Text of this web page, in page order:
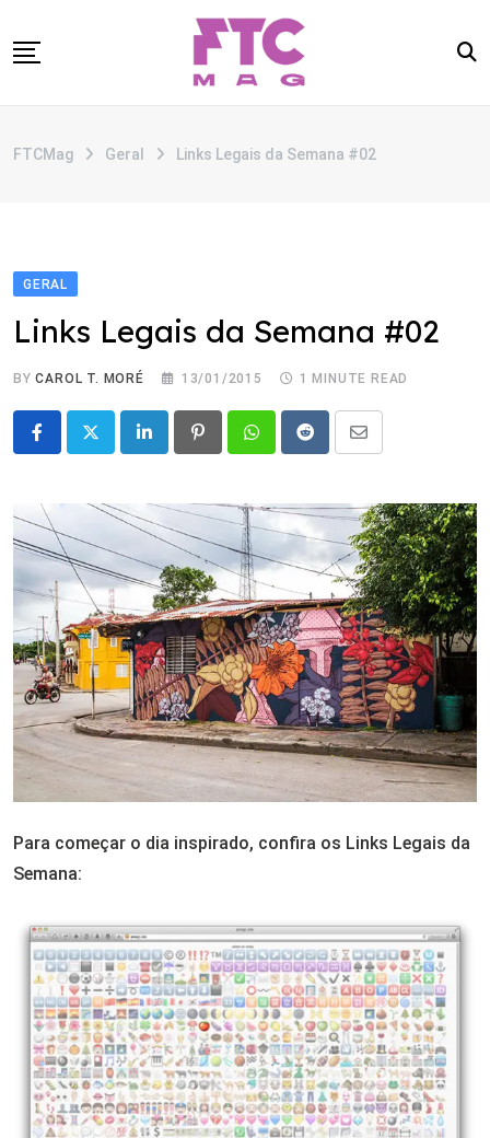
to
CATEGORIAS
FTCMag Geral Links Legais da Semana #02
GERAL
Links Legais da Semana #02
BYCAROL T. MORÉ 13/01/2015 1 MINUTE READ
LinkedIn PinterestWhatsappRedditShare
Email
Para começar o dia inspirado, confira os Links Legais da
Semana: